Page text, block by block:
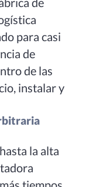
para casi
de
de las
instalar y
la alta